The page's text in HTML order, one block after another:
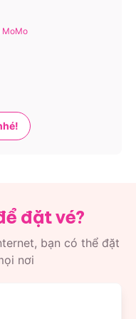
cũ)
MoMo
đặt vé?
bạn có thể đặt
nơi